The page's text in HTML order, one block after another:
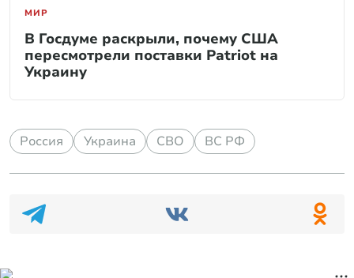
МИР
В Госдуме раскрыли, почему США
пересмотрели поставки Patriot на
Украину
Россия Украина СВО ВС РФ